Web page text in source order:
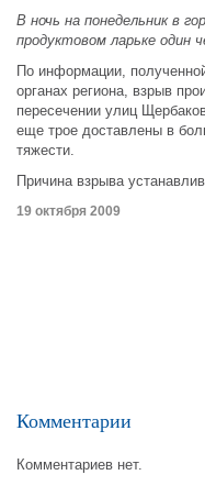
В ночь на понедельник в
продуктовом ларьке один
По информации,
органах региона, взрыв
пересечении улиц
еще трое доставлены в
тяжести.
Причина взрыва
19 октября 2009
Комментарии
Комментариев нет.